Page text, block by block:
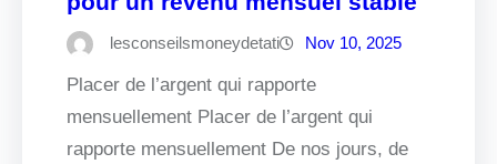
lesconseilsmoneydetati Nov 10, 2025
Placer de l’argent qui rapporte
mensuellement Placer de l’argent qui
rapporte mensuellement De nos jours, de